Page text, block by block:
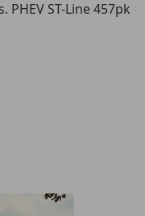
PHEV ST-Line 457pk